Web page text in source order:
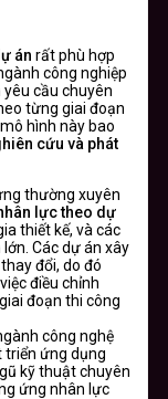
án rất phù hợp
công nghiệp
cầu chuyên
từng giai đoạn
hình này bao
cứu và phát
thường xuyên
lực theo dự
thiết kế, và các
Các dự án xây
đổi, do đó
điều chỉnh
đoạn thi công
công nghệ
triển ứng dụng
kỹ thuật chuyên
ứng nhân lực